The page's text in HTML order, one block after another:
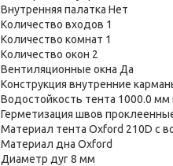
Внутренняя палатка Нет
Количество входов 1
Количество комнат 1
Количество окон 2
Вентиляционные окна Да
Конструкция внутренние
Водостойкость тента 1000.0 мм
Герметизация швов
Материал тента Oxford 210D с
Материал дна Oxford
Диаметр дуг 8 мм